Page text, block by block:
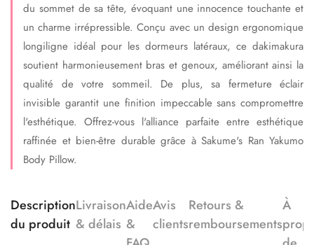
du sommet de sa tête, évoquant une innocence touchante et
un charme irrépressible. Conçu avec un design ergonomique
longiligne idéal pour les dormeurs latéraux, ce dakimakura
soutient harmonieusement bras et genoux, améliorant ainsi la
qualité de votre sommeil. De plus, sa fermeture éclair
invisible garantit une finition impeccable sans compromettre
l'esthétique. Offrez-vous l'alliance parfaite entre esthétique
raffinée et bien-être durable grâce à Sakume's Ran Yakumo
Body Pillow.
Description
du produit
Livraison
& délais
Aide
&
Avis
clients
Retours &
remboursements
À